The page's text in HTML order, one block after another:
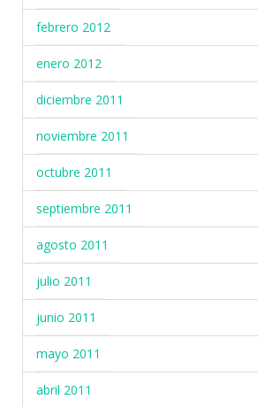
febrero 2012
enero 2012
diciembre 2011
noviembre 2011
octubre 2011
septiembre 2011
agosto 2011
julio 2011
junio 2011
mayo 2011
abril 2011